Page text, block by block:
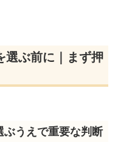
選ぶ前に｜まず押
うえで重要な判断